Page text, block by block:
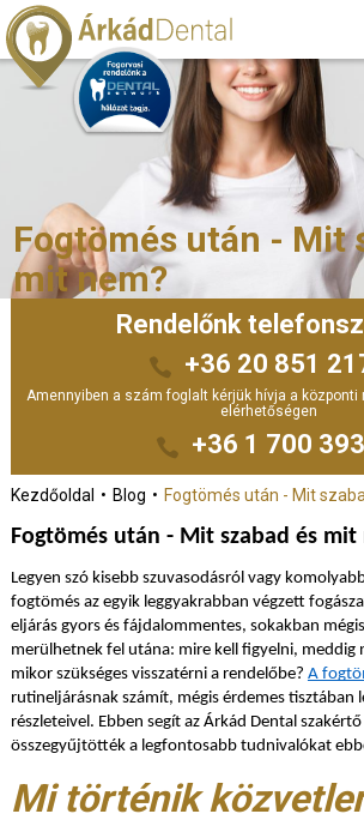
Fogtömés után - Mit
mit nem?
Rendelőnk
+36 20 851
Amennyiben a szám foglalt kérjük hívja a központi
elérhetőségen
+36 1 700
Kezdőoldal Blog Fogtömés után - Mit
Fogtömés után - Mit szabad és mit
Legyen szó kisebb szuvasodásról vagy
fogtömés az egyik leggyakrabban végzett
eljárás gyors és fájdalommentes, sokakban
merülhetnek fel utána: mire kell figyelni, meddig
mikor szükséges visszatérni a rendelőbe? A
rutineljárásnak számít, mégis érdemes tisztában
részleteivel. Ebben segít az Árkád Dental
összegyűjtötték a legfontosabb tudnivalókat
Mi történik